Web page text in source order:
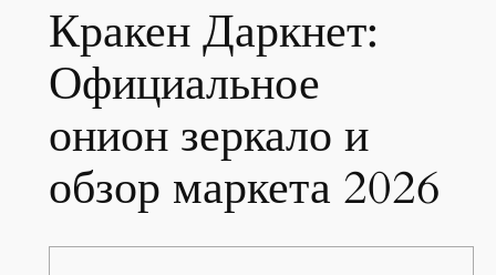
Кракен Даркнет:
Официальное
онион зеркало и
обзор маркета 2026